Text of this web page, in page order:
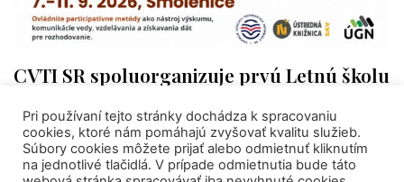
CVTI SR spoluorganizuje prvú Letnú školu
Pri používaní tejto stránky dochádza k spracovaniu
cookies, ktoré nám pomáhajú zvyšovať kvalitu služieb.
Súbory cookies môžete prijať alebo odmietnuť kliknutím
na jednotlivé tlačidlá. V prípade odmietnutia bude táto